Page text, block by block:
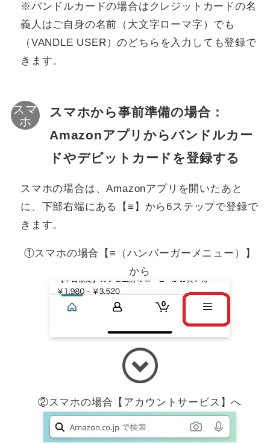
※バンドルカードの場合はクレジットカードの名
義人はご自身の名前（大文字ローマ字）でも
（VANDLE USER）のどちらを入力しても登録で
きます。
スマホから事前準備の場合：
Amazonアプリからバンドルカー
ドやデビットカードを登録する
スマホの場合は、Amazonアプリを開いたあと
に、下部右端にある【≡】から6ステップで登録で
きます。
①スマホの場合【≡（ハンバーガーメニュー）】
から
②スマホの場合【アカウントサービス】へ